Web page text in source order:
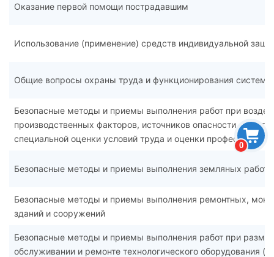
0
Оказание первой помощи пострадавшим
Использование (применение) средств индивидуальной
Общие вопросы охраны труда и функционирования
Безопасные методы и приемы выполнения работ при
производственных факторов, источников опасности,
специальной оценки условий труда и оценки
Безопасные методы и приемы выполнения земляных работ
Безопасные методы и приемы выполнения ремонтных,
зданий и сооружений
Безопасные методы и приемы выполнения работ при
обслуживании и ремонте технологического оборудования